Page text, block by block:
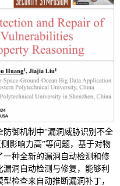
御机制中“漏洞威胁识别不全
影响力高”等问题，基于对物
种全新的漏洞自动检测和修
洞自动检测与修复，能够利
检查来自动推断漏洞补丁，